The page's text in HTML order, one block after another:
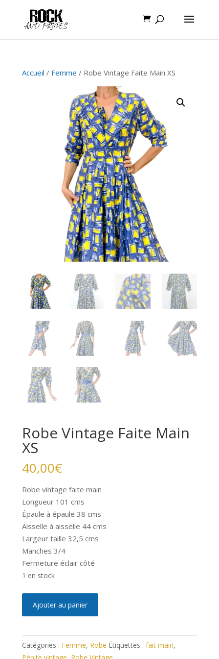
Accueil / Femme / Robe Vintage Faite Main XS
Robe Vintage Faite Main
XS
40,00€
Robe vintage faite main
Longueur 101 cms
Épaule à épaule 38 cms
Aisselle à aisselle 44 cms
Largeur taille 32,5 cms
Manches 3/4
Fermeture éclair côté
1 en stock
Vintage
Faite
Ajouter au panier
e
r
Catégories : Femme, Robe Étiquettes : fait main,